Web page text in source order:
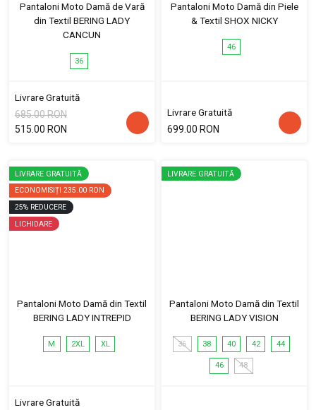
Pantaloni Moto Damă de Vară
din Textil BERING LADY
CANCUN
36
Livrare Gratuită
685.00 RON
515.00 RON
Pantaloni Moto Damă din Piele
& Textil SHOX NICKY
46
Livrare Gratuită
699.00 RON
LIVRARE GRATUITĂ
ECONOMISIȚI 235.00 RON
25% REDUCERE
LICHIDARE
Pantaloni Moto Damă din Textil
BERING LADY INTREPID
M 2XL XL
Livrare Gratuită
LIVRARE GRATUITĂ
Pantaloni Moto Damă din Textil
BERING LADY VISION
36 38 40 42 44
46 48